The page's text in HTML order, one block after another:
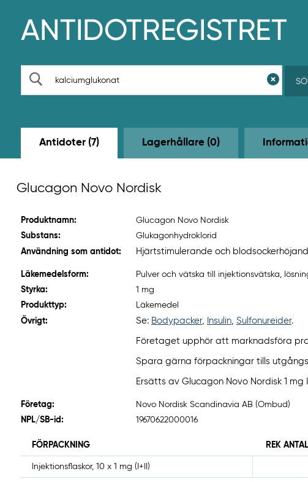
p
d
n
å
l
e
Antidoter (7) Lagerhållare (0)
Glucagon Novo Nordisk
Produktnamn:
Glucagon Novo Nordisk
Substans:
Glukagonhydroklorid
Användning som antidot:
Hjärtstimulerande och
Läkemedelsform:
Pulver och vätska till injektionsvätska,
Styrka:
1 mg
Produkttyp:
Läkemedel
Övrigt:
Se: Bodypacker, Insulin, Sulfonureider.
Företaget upphör att marknadsföra
Spara gärna förpackningar tills
Ersätts av Glucagon Novo Nordisk 1
Företag:
Novo Nordisk Scandinavia AB (Ombud)
NPL/SB-id:
19670622000016
FÖRPACKNING REK ANTAL
Injektionsflaskor, 10 x 1 mg (I+II)